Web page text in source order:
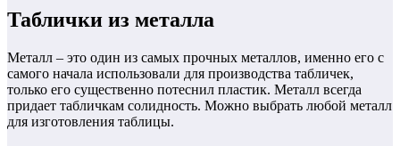
Таблички из металла
Металл – это один из самых прочных металлов, именно его с
самого начала использовали для производства табличек,
только его существенно потеснил пластик. Металл всегда
придает табличкам солидность. Можно выбрать любой металл
для изготовления таблицы.